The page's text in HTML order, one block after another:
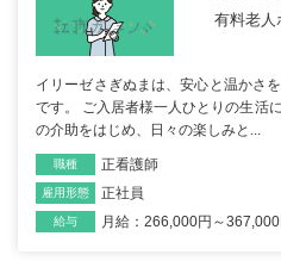
有料老人
イリーゼさぎぬまは、安心と温かさ
です。 ご入居者様一人ひとりの生活
の介助をはじめ、日々の楽しみと...
職種 正看護師
雇用形態 正社員
給与 月給：266,000円～367,000